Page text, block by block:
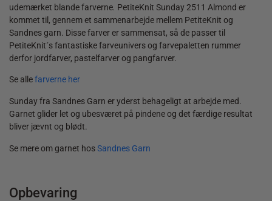
udemærket blande farverne. PetiteKnit Sunday 2511 Almond er
kommet til, gennem et sammenarbejde mellem PetiteKnit og
Sandnes garn. Disse farver er sammensat, så de passer til
PetiteKnit´s fantastiske farveunivers og farvepaletten rummer
derfor jordfarver, pastelfarver og pangfarver.
Se allefarverne her
Sunday fra Sandnes Garn er yderst behageligt at arbejde med.
Garnet glider let og ubesværet på pindene og det færdige resultat
bliver jævnt og blødt.
Se mere om garnet hosSandnes Garn
Opbevaring